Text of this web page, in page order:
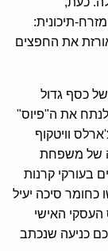
תיכונית:
את החפצים
כסף גדול
את ה"פיוס"
וויטקוף
של משפחת
בעורקי קרנות
סיכה יעיל
העסקי האישי
כניעה שנכתב